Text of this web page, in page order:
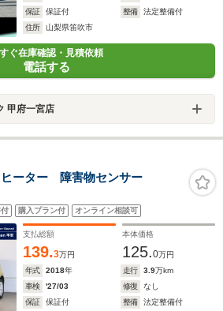
保証
保証付 整備
法定整備付
住所
山梨県笛吹市
ぐ在庫確認・見積依頼
電話する
甲府一宮店
ーター 障害物センサー
購入プラン付 オンライン相談可
支払総額
139.3万円
本体価格
125.0万円
年式
2018年 走行 3.9万km
車検
'27/03 修復
なし
保証
保証付 整備
法定整備付